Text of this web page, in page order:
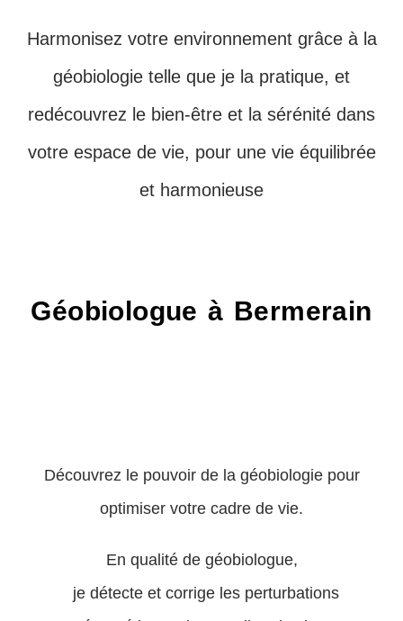
Harmonisez votre environnement grâce à la
géobiologie telle que je la pratique, et
redécouvrez le bien-être et la sérénité dans
votre espace de vie, pour une vie équilibrée
et harmonieuse
Géobiologue à Bermerain
Découvrez le pouvoir de la géobiologie pour
optimiser votre cadre de vie.
En qualité de géobiologue,
je détecte et corrige les perturbations